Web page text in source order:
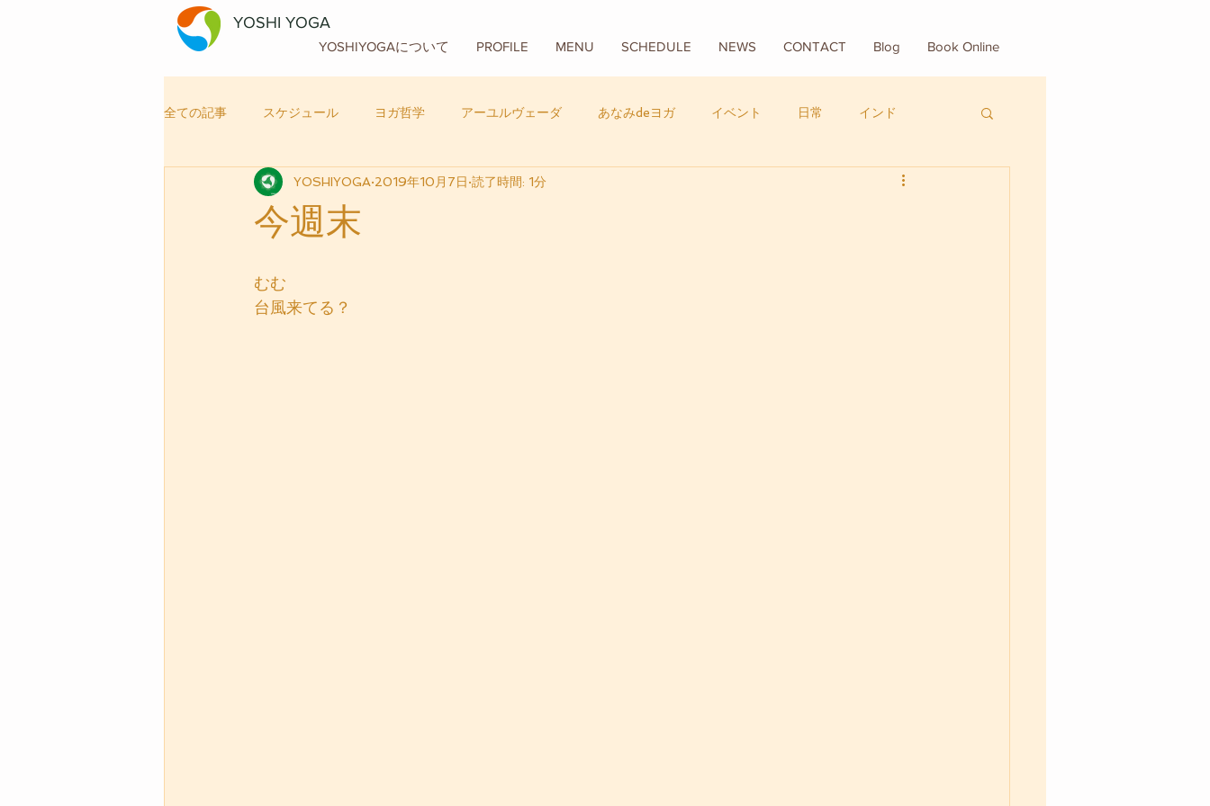
YOSHI YOGA
YOSHIYOGAについて PROFILE MENU SCHEDULE NEWS CONTACT Blog Book Online
全ての記事 スケジュール ヨガ哲学 アーユルヴェーダ あなみdeヨガ イベント 日常 インド
自律神経メンテナンス ヨガ フード バリ
今週末
YOSHIYOGA 2019年10月7日 読了時間: 1分
むむ
台風来てる？